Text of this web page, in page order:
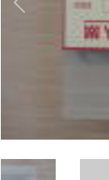
Previous